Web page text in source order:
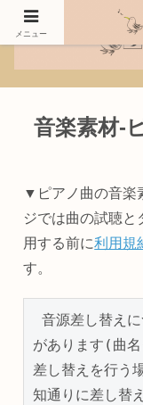
音楽素材-
▼ピアノ曲の音楽
ジでは曲の試聴と
用する前に利用規
す。
音源差し替えにつき、バージョン表記している曲
があります(曲
差し替えを行う
知通りに差し替
メニュー